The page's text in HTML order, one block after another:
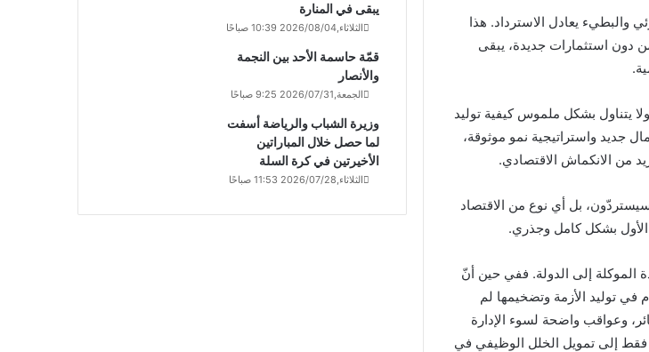
والبطيء يعادل الاسترداد. هذا
دون استثمارات جديدة، يبقى
يتناول بشكل ملموس كيفية توليد
جديد واستراتيجية نمو موثوقة،
من الانكماش الاقتصادي.
بل أي نوع من الاقتصاد
الأول بشكل كامل وجذري.
الموكلة إلى الدولة. ففي حين أنّ
في توليد الأزمة وتضخيمها لم
وعواقب واضحة لسوء الإدارة
فقط إلى تمويل الخلل الوظيفي في
يبقى في المنارة
الثلاثاء,2026/08/04 10:39 صباحًا
قمّة حاسمة الأحد بين النجمة
والأنصار
الجمعة,2026/07/31 9:25 صباحًا
وزيرة الشباب والرياضة أسفت
لما حصل خلال المباراتين
الأخيرتين في كرة السلة
الثلاثاء,2026/07/28 11:53 صباحًا